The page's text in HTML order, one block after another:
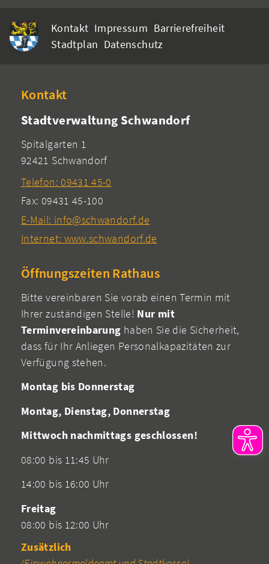
Kontakt Impressum Barrierefreiheit
Stadtplan Datenschutz
Kontakt
Stadtverwaltung Schwandorf
Spitalgarten 1
92421 Schwandorf
Telefon: 09431 45-0
Fax: 09431 45-100
E-Mail: info@schwandorf.de
Internet: www.schwandorf.de
Öffnungszeiten Rathaus
Bitte vereinbaren Sie vorab einen Termin mit
Ihrer zuständigen Stelle! Nur mit
Terminvereinbarung haben Sie die Sicherheit,
dass für Ihr Anliegen Personalkapazitäten zur
Verfügung stehen.
Montag bis Donnerstag
Montag, Dienstag, Donnerstag
Mittwoch nachmittags geschlossen!
08:00 bis 11:45 Uhr
14:00 bis 16:00 Uhr
Freitag
08:00 bis 12:00 Uhr
Zusätzlich